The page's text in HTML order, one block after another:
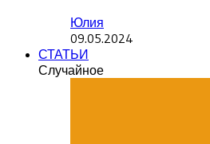
Юлия
09.05.2024
СТАТЬИ
Случайное